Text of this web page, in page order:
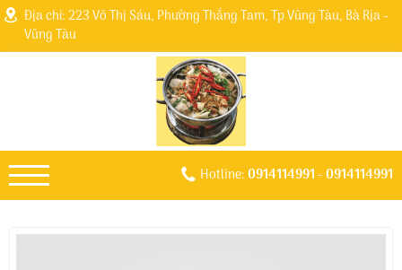
Địa chỉ: 223 Võ Thị Sáu, Phường Thắng Tam, Tp Vũng Tàu, Bà Rịa -
Vũng Tàu
Hotline:0914114991- 0914114991